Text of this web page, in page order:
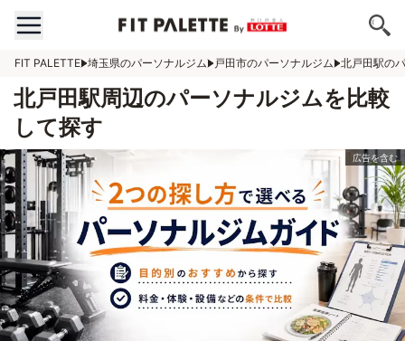
FIT PALETTE 埼玉県のパーソナルジム 戸田市のパーソナルジム 北戸田駅の
北戸田駅周辺のパーソナルジムを比較
して探す